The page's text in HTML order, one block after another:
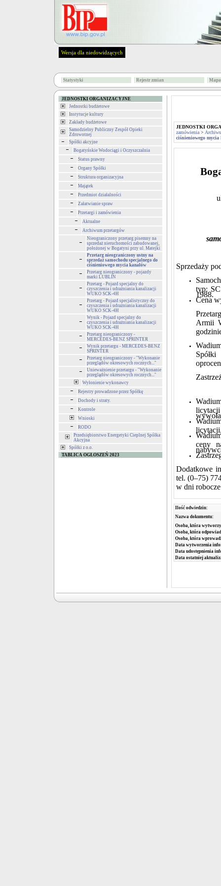
Wersja dla niedowidzących
Statystyki Rejestr zmian
JEDNOSTKI ORGANIZACYJNE
Jednostki budżetowe
Instytucje kultury
Zakłady budżetowe
Samodzielny Publiczny Zespół Opieki
Zdrowotnej
Spółki akcyjne
Bogatyńskie Wodociągi i Oczyszczalnia
Status prawny
Organy Spółki
Struktura organizacyjna
Majątek
Przedmiot działalności
Załatwianie spraw
Przetargi i zamówienia
Aktualne
Archiwum przetargów
Nieograniczony przetarg pisemny na
sprzedaż nieruchomości zabudowanej,
położonej w Bogatyni przy ul. Matejki
Przetarg nieograniczony ustny na
sprzedaż samochodu specjalnego do
ciśnieniowego mycia kanałów
Przetarg nieograniczony - pojazdy
marki LUBLIN
Przetarg - Pojazd specjalny do
czyszczenia i udrażniania kanalizacji
WUKO SCK-4H
Przetarg - Pojazd specjalistyczny do
czyszczenia i udrażniania kanalizacji
WUKO SCK-4H
Wynik - Pojazd specjalny do
czyszczenia i udrażniania kanalizacji
WUKO SCK-4H
Przetarg nieograniczony -
MERCEDES-BENZ SPRINTER
Wynik przetargu - MERCEDES-BENZ
SPRINTER
Przetarg nieograniczony - "Wykonanie
przeglądów okresowych rocznych..."
Unieważnienie przetargu - "Wykonanie
przeglądów okresowych rocznych..."
Wyłonienie wykonawcy
Rejestry prowadzone przez Spółkę
Dochody i straty.
Kontrole
Wnioski
RODO
Przedsiębiorstwo Energetyki Cieplnej Spółka
Akcyjna
Spółki z o.o.
TABLICA OGŁOSZEŃ 2023
JEDNOSTKI
zamówienia >
ciśnieniowego mycia
Sprzedaży
typ:
1988.
Cena
Armii
ceny
Dodatkowe
tel. (0–75)
w dni
Ilość odwiedzin:
Nazwa dokumentu:
Osoba, która
Osoba, która
Osoba, która
Data wytworzenia
Data udostępnienia
Data ostatniej